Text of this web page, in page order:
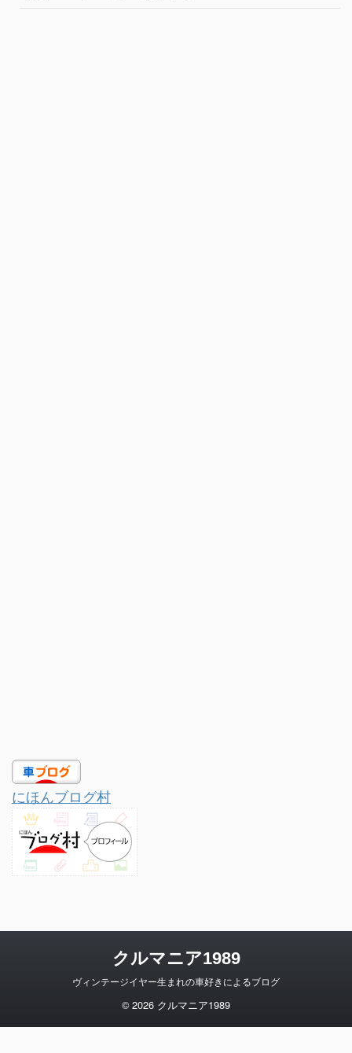
にほんブログ村
クルマニア1989
ヴィンテージイヤー生まれの車好きによるブログ
© 2026 クルマニア1989